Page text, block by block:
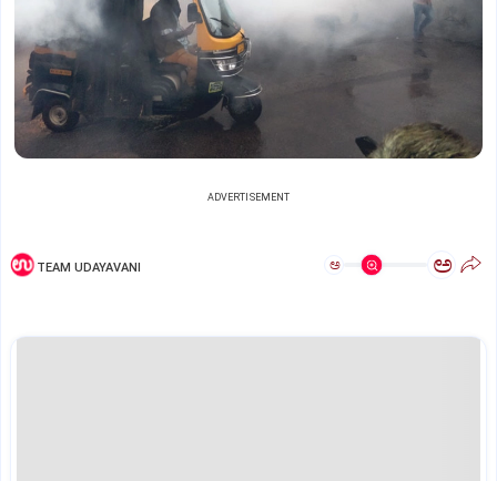
ADVERTISEMENT
TEAM UDAYAVANI ಅ ಅ